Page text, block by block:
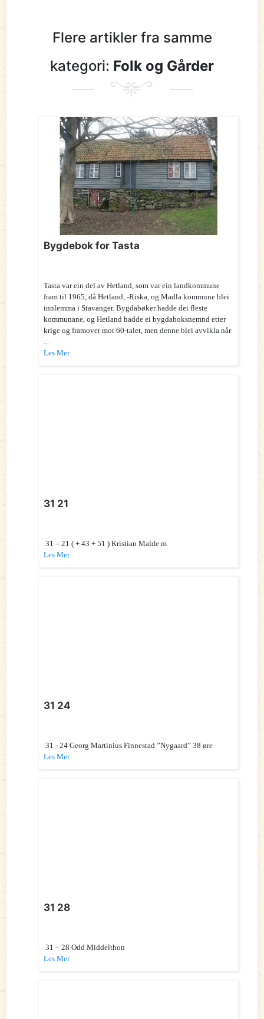
Flere artikler fra samme
kategori: Folk og Gårder
Bygdebok for Tasta
Tasta var ein del av Hetland, som var ein landkommune
fram til 1965, då Hetland, -Riska, og Madla kommune blei
innlemma i Stavanger. Bygdabøker hadde dei fleste
kommunane, og Hetland hadde ei bygdaboksnemnd etter
krige og framover mot 60-talet, men denne blei avvikla når
Les Mer
31 21
31 – 21 ( + 43 + 51 ) Kristian Malde m
Les Mer
31 24
31 - 24 Georg Martinius Finnestad ”Nygaard” 38 øre
Les Mer
31 28
31 – 28 Odd Middelthon
Les Mer